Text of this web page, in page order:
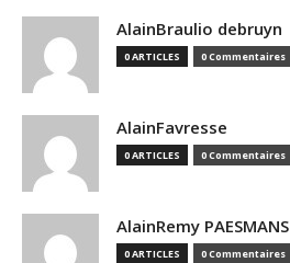
AlainBraulio debruyn
0 ARTICLES 0 Commentaires
AlainFavresse
0 ARTICLES 0 Commentaires
AlainRemy PAESMANS
0 ARTICLES 0 Commentaires